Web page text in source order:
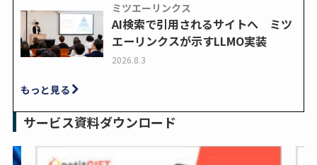
ミツエーリンクス
AI検索で引用されるサイトへ ミツ
エーリンクスが示すLLMO実装
2026.8.3
もっと見る
サービス資料ダウンロード